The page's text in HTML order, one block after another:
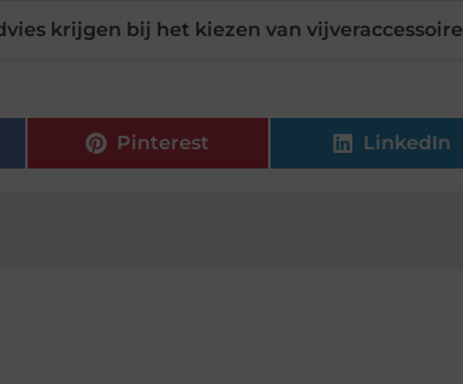
krijgen bij het kiezen van
Pinterest LinkedIn